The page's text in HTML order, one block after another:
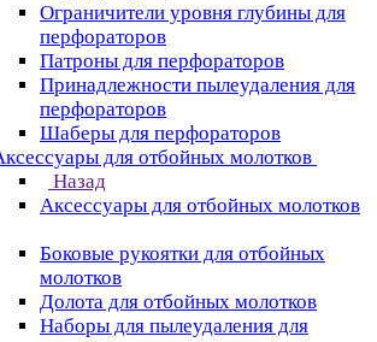
Ограничители уровня глубины для
перфораторов
Патроны для перфораторов
Принадлежности пылеудаления для
перфораторов
Шаберы для перфораторов
для отбойных молотков
Назад
Аксессуары для отбойных молотков
Боковые рукоятки для отбойных
молотков
Долота для отбойных молотков
Наборы для пылеудаления для